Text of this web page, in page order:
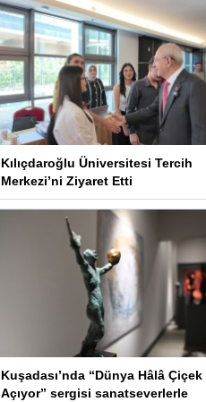
Kılıçdaroğlu Üniversitesi Tercih
Merkezi’ni Ziyaret Etti
Kuşadası’nda “Dünya Hâlâ Çiçek
Açıyor” sergisi sanatseverlerle